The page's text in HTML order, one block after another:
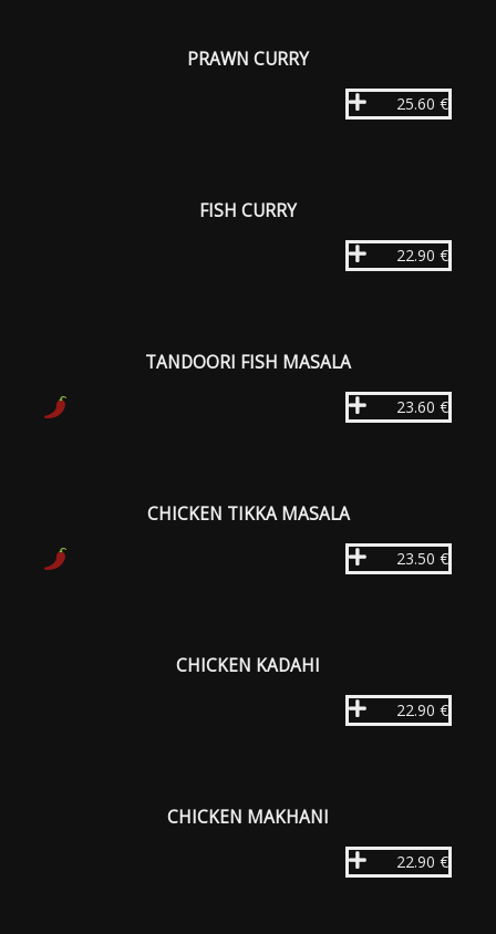
PRAWN CURRY
25.60 €
FISH CURRY
22.90 €
TANDOORI FISH MASALA
23.60 €
CHICKEN TIKKA MASALA
23.50 €
CHICKEN KADAHI
22.90 €
CHICKEN MAKHANI
22.90 €